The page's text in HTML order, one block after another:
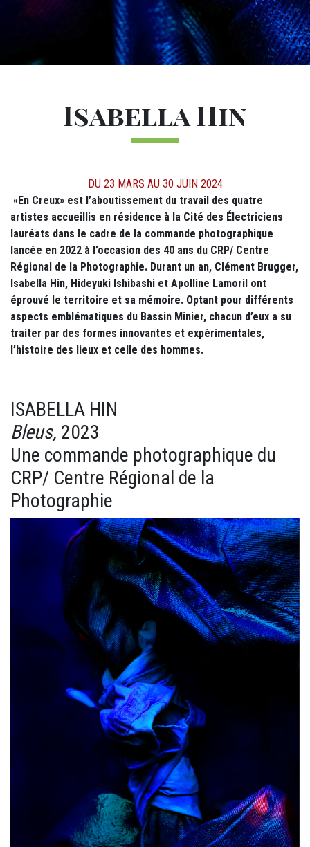
Isabella Hin
DU 23 MARS AU 30 JUIN 2024
M12 - Texte (1)
«En Creux» est l’aboutissement du travail des quatre
artistes accueillis en résidence à la Cité des Électriciens
lauréats dans le cadre de la commande photographique
lancée en 2022 à l’occasion des 40 ans du CRP/ Centre
Régional de la Photographie. Durant un an, Clément Brugger,
Isabella Hin, Hideyuki Ishibashi et Apolline Lamoril ont
éprouvé le territoire et sa mémoire. Optant pour différents
aspects emblématiques du Bassin Minier, chacun d’eux a su
traiter par des formes innovantes et expérimentales,
l’histoire des lieux et celle des hommes.
ISABELLA HIN
Bleus, 2023
Une commande photographique du
CRP/ Centre Régional de la
Photographie